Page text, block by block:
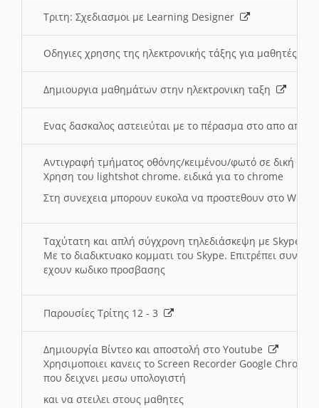
Τριτη: Σχεδιασμοι με Learning Designer
Οδηγιες χρησης της ηλεκτρονικής τάξης για μαθητές
Δημιουργια μαθημάτων στην ηλεκτρονικη ταξη
Ενας δασκαλος αστειεύται με το πέρασμα στο απο
Αντιγραφή τμήματος οθόνης/κειμένου/φωτό σε δική
Χρηση του lightshot chrome. ειδικά για το chrome
Στη συνεχεια μπορουν ευκολα να προστεθουν στο Word
Ταχύτατη και απλή σύγχρονη τηλεδιάσκεψη με Skype
Με το διαδικτυακο κομματι του Skype. Επιτρέπει
εχουν κωδικο προσβασης
Παρουσίες Τρίτης 12 - 3
Δημιουργία Βίντεο και αποστολή στο Youtube
Χρησιμοποιει κανεις το Screen Recorder Google Chrome
που δειχνει μεσω υπολογιστή
και να στειλει στους μαθητες